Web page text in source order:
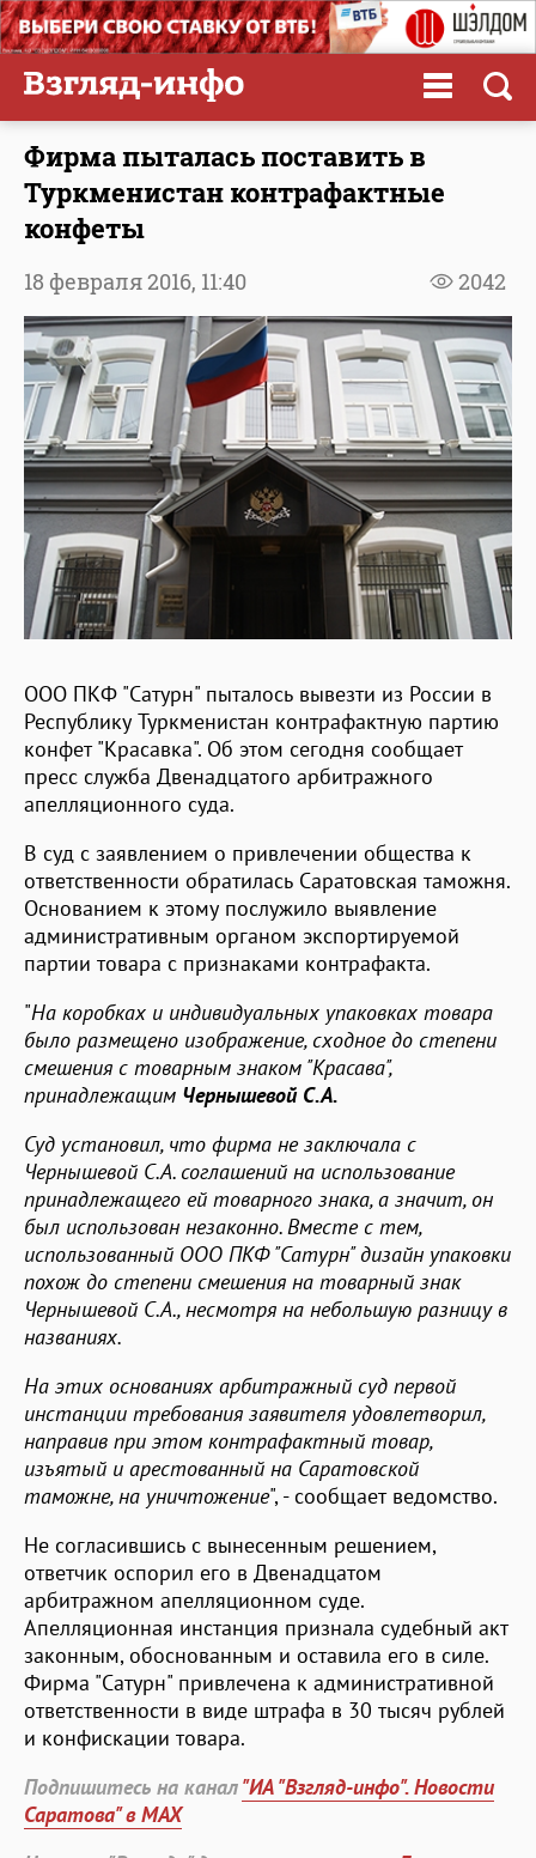
Фирма пыталась поставить в
Туркменистан контрафактные
конфеты
2042
18 февраля 2016, 11:40
ООО ПКФ "Сатурн" пыталось вывезти из России в
Республику Туркменистан контрафактную партию
конфет "Красавка". Об этом сегодня сообщает
пресс служба Двенадцатого арбитражного
апелляционного суда.
В суд с заявлением о привлечении общества к
ответственности обратилась Саратовская таможня.
Основанием к этому послужило выявление
административным органом экспортируемой
партии товара с признаками контрафакта.
"На коробках и индивидуальных упаковках товара
было размещено изображение, сходное до степени
смешения с товарным знаком "Красава",
принадлежащим Чернышевой С.А.
Суд установил, что фирма не заключала с
Чернышевой С.А. соглашений на использование
принадлежащего ей товарного знака, а значит, он
был использован незаконно. Вместе с тем,
использованный ООО ПКФ "Сатурн" дизайн упаковки
похож до степени смешения на товарный знак
Чернышевой С.А., несмотря на небольшую разницу в
названиях.
На этих основаниях арбитражный суд первой
инстанции требования заявителя удовлетворил,
направив при этом контрафактный товар,
изъятый и арестованный на Саратовской
таможне, на уничтожение", - сообщает ведомство.
Не согласившись с вынесенным решением,
ответчик оспорил его в Двенадцатом
арбитражном апелляционном суде.
Апелляционная инстанция признала судебный акт
законным, обоснованным и оставила его в силе.
Фирма "Сатурн" привлечена к административной
ответственности в виде штрафа в 30 тысяч рублей
и конфискации товара.
Подпишитесь на канал"ИА "Взгляд-инфо". Новости
Саратова" в MAX